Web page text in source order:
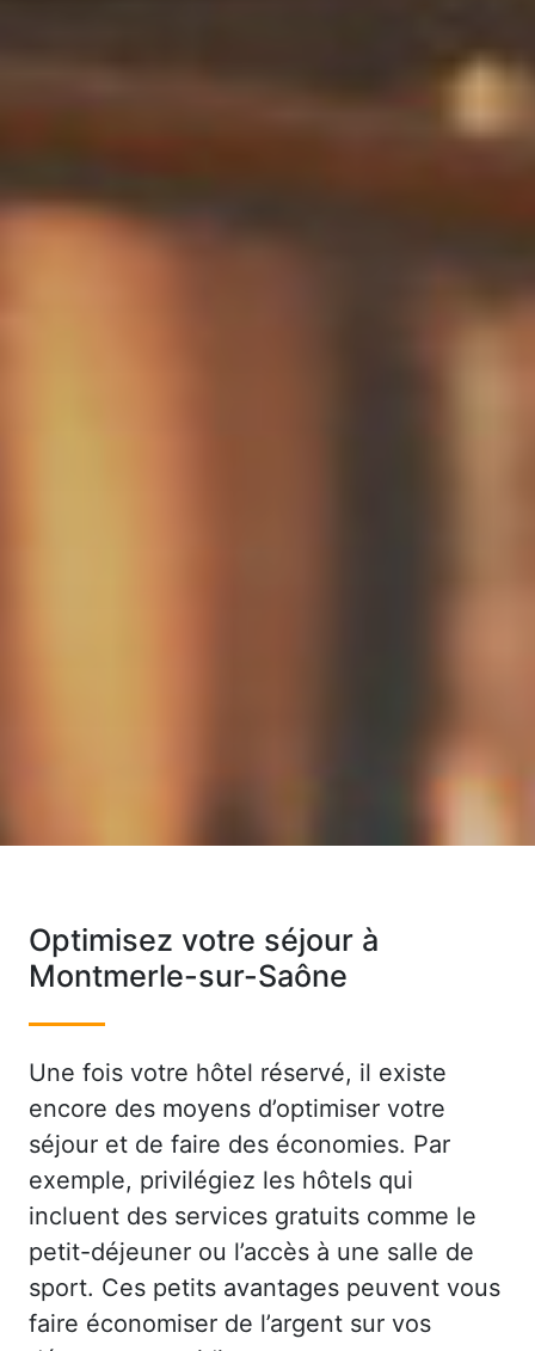
Optimisez votre séjour à
Montmerle-sur-Saône
Une fois votre hôtel réservé, il existe
encore des moyens d’optimiser votre
séjour et de faire des économies. Par
exemple, privilégiez les hôtels qui
incluent des services gratuits comme le
petit-déjeuner ou l’accès à une salle de
sport. Ces petits avantages peuvent vous
faire économiser de l’argent sur vos